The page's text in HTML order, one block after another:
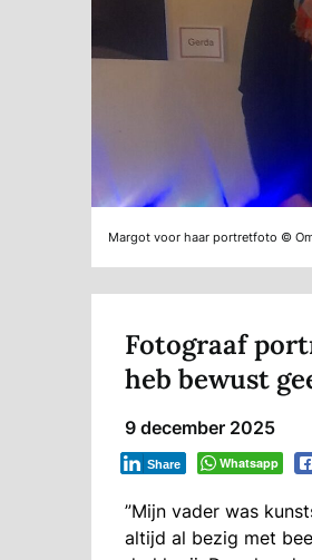
Margot voor haar portretfoto ©
Fotograaf
heb bewust
9 december 2025
Whatsapp
Share
”Mijn vader was
altijd al bezig met